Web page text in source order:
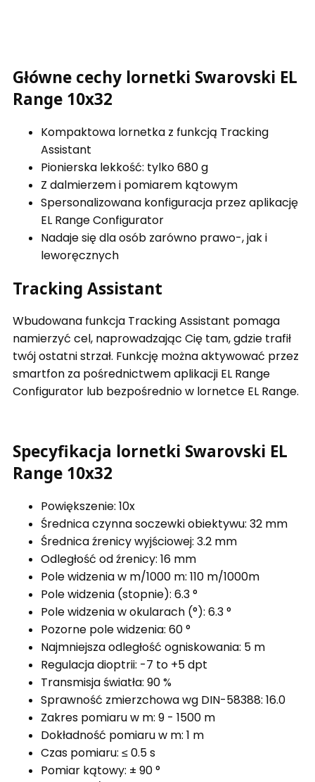
Główne cechy lornetki Swarovski EL
Range 10x32
Kompaktowa lornetka z funkcją Tracking
Assistant
Pionierska lekkość: tylko 680 g
Z dalmierzem i pomiarem kątowym
Spersonalizowana konfiguracja przez aplikację
EL Range Configurator
Nadaje się dla osób zarówno prawo-, jak i
leworęcznych
Tracking Assistant
Wbudowana funkcja Tracking Assistant pomaga
namierzyć cel, naprowadzając Cię tam, gdzie trafił
twój ostatni strzał. Funkcję można aktywować przez
smartfon za pośrednictwem aplikacji EL Range
Configurator lub bezpośrednio w lornetce EL Range.
Specyfikacja lornetki Swarovski EL
Range 10x32
Powiększenie: 10x
Średnica czynna soczewki obiektywu: 32 mm
Średnica źrenicy wyjściowej: 3.2 mm
Odległość od źrenicy: 16 mm
Pole widzenia w m/1000 m: 110 m/1000m
Pole widzenia (stopnie): 6.3 °
Pole widzenia w okularach (°): 6.3 °
Pozorne pole widzenia: 60 °
Najmniejsza odległość ogniskowania: 5 m
Regulacja dioptrii: -7 to +5 dpt
Transmisja światła: 90 %
Sprawność zmierzchowa wg DIN-58388: 16.0
Zakres pomiaru w m: 9 - 1500 m
Dokładność pomiaru w m: 1 m
Czas pomiaru: ≤ 0.5 s
Pomiar kątowy: ± 90 °